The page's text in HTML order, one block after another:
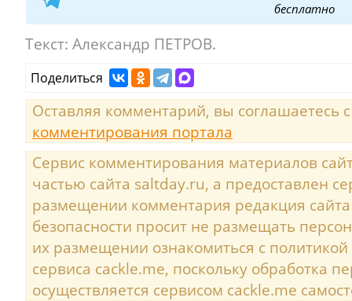
бесплатно
Текст: Александр ПЕТРОВ.
Поделиться
Оставляя комментарий, вы соглашаетесь
комментирования портала
Сервис комментирования материалов
частью сайта saltday.ru, а предоставлен
размещении комментария редакция
безопасности просит не размещать
их размещении ознакомиться с
сервиса cackle.me, поскольку обработка
осуществляется сервисом cackle.me